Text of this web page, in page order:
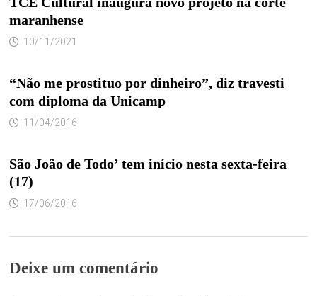
maranhense
10/11/2021
“Não me prostituo por dinheiro”, diz travesti
com diploma da Unicamp
11/04/2016
São João de Todo’ tem início nesta sexta-feira
(17)
17/06/2016
Deixe um comentário